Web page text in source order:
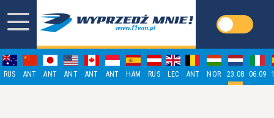
RUS ANT ANT ANT ANT ANT HAM RUS LEC ANT NOR 23.08 06.09